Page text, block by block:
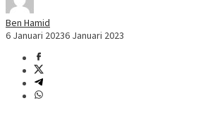
Ben Hamid
6 Januari 20236 Januari 2023